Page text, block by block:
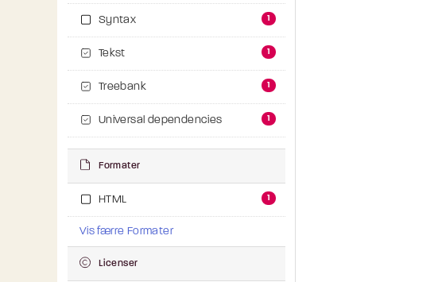
Syntax 1
Tekst 1
Treebank 1
Universal dependencies 1
Formater
HTML 1
Vis færre Formater
Licenser